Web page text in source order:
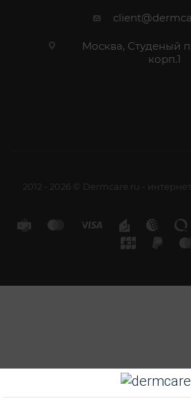
Москва, Студеный
корп.1
2012 - 2026 © Dermcare.ru -